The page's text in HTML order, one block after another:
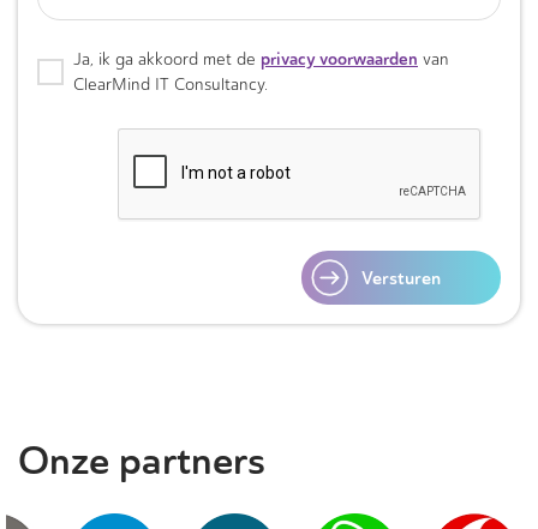
Ja, ik ga akkoord met de privacy voorwaarden van
ClearMind IT Consultancy.
Versturen
Onze partners